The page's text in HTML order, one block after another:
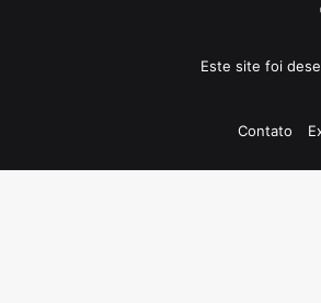
Este site foi
Contato